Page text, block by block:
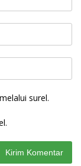
surel.